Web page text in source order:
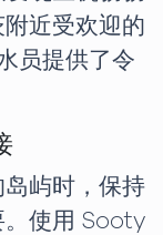
近受欢迎的
员提供了令
屿时，保持
。使用 Sooty